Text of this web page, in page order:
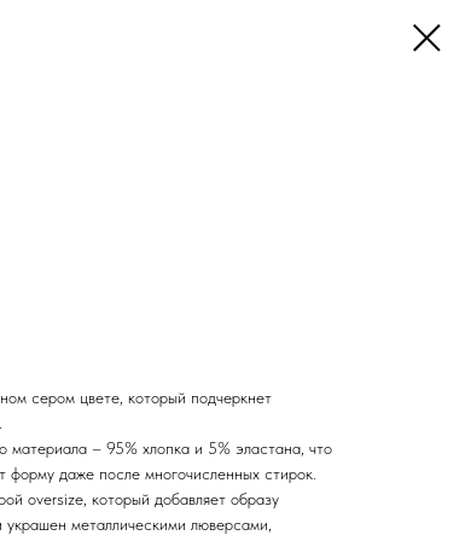
сером цвете, который подчеркнет
материала – 95% хлопка и 5% эластана, что
даже после многочисленных стирок.
oversize, который добавляет образу
металлическими люверсами,